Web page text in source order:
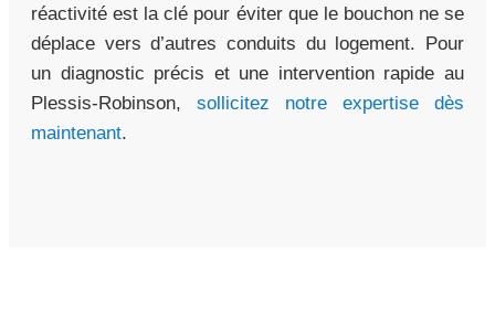
réactivité est la clé pour éviter que le bouchon ne se
déplace vers d’autres conduits du logement. Pour
un diagnostic précis et une intervention rapide au
Plessis-Robinson, sollicitez notre expertise dès
maintenant.